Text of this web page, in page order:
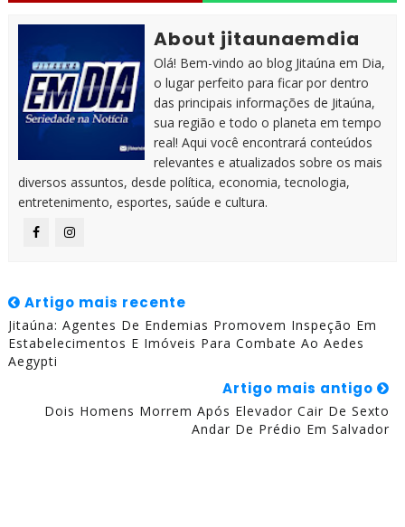
About jitaunaemdia
Olá! Bem-vindo ao blog Jitaúna em Dia,
o lugar perfeito para ficar por dentro
das principais informações de Jitaúna,
sua região e todo o planeta em tempo
real! Aqui você encontrará conteúdos
relevantes e atualizados sobre os mais
diversos assuntos, desde política, economia, tecnologia,
entretenimento, esportes, saúde e cultura.
Artigo mais recente
Jitaúna: Agentes De Endemias Promovem Inspeção Em
Estabelecimentos E Imóveis Para Combate Ao Aedes
Aegypti
Artigo mais antigo
Dois Homens Morrem Após Elevador Cair De Sexto
Andar De Prédio Em Salvador